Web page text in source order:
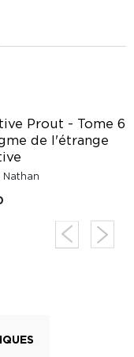
Prout - Tome 6
de l'étrange
Nathan